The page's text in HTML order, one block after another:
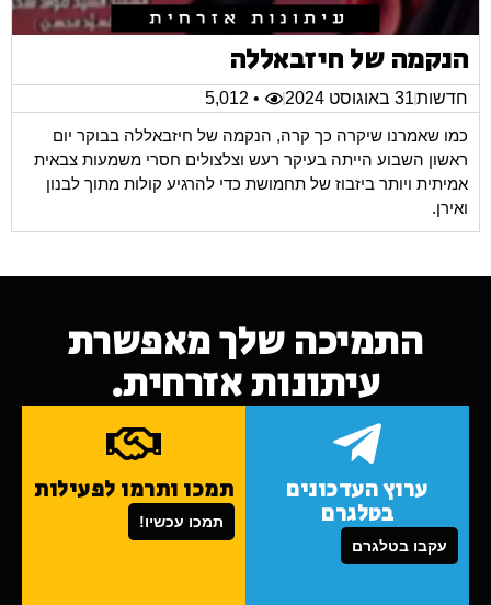
הנקמה של חיזבאללה
חדשות31 באוגוסט 2024
• 5,012
כמו שאמרנו שיקרה כך קרה, הנקמה של חיזבאללה בבוקר יום
ראשון השבוע הייתה בעיקר רעש וצלצולים חסרי משמעות צבאית
אמיתית ויותר ביזבוז של תחמושת כדי להרגיע קולות מתוך לבנון
ואירן.
התמיכה שלך מאפשרת
עיתונות אזרחית.
ערוץ העדכונים
בטלגרם
עקבו בטלגרם
תמכו ותרמו לפעילות
תמכו עכשיו!